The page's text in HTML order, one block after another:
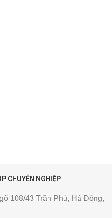
CHUYÊN NGHIỆP
108/43 Trần Phú, Hà Đông,